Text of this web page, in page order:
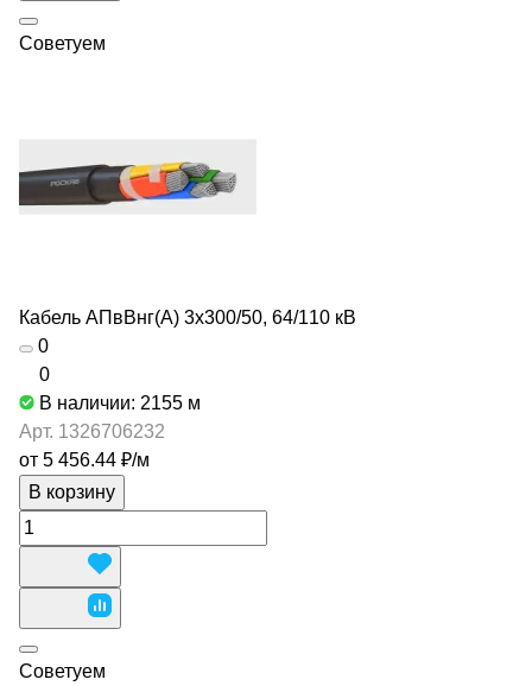
Советуем
Кабель АПвВнг(А) 3х300/50, 64/110 кВ
0
0
В наличии: 2155 м
Арт. 1326706232
от 5 456.44 ₽/м
В корзину
Советуем